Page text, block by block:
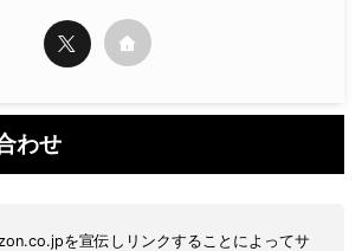
わせ
を宣伝しリンクすることによってサ